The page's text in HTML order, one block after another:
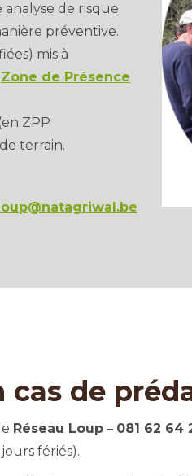
de risque
préventive.
mis à
Zone de Présence
ZPP
terrain.
cas de
Réseau Loup – 081 62 64
fériés).